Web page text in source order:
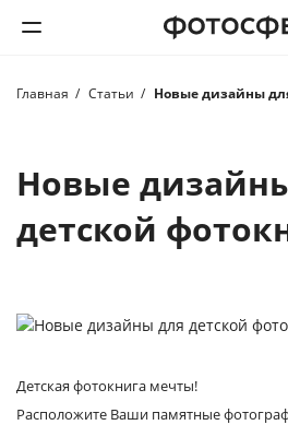
Фотокниги
Календари
Багетная мастерская
Главная Статьи Новые дизайны
Новые
детской
Детская фотокнига мечты!
Расположите Ваши памятные